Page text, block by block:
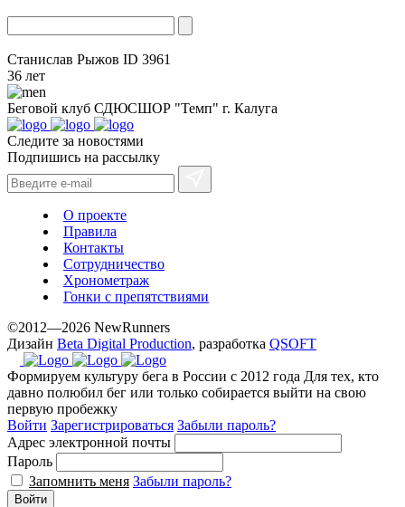
Станислав Рыжов ID 3961
36 лет
Беговой клуб СДЮСШОР "Темп" г. Калуга
Следите за новостями
Подпишись на рассылку
О проекте
Правила
Контакты
Сотрудничество
Хронометраж
Гонки с препятствиями
©2012—2026 NewRunners
Дизайн Beta Digital Production, разработка QSOFT
Формируем культуру бега в России с 2012 года Для тех, кто
давно полюбил бег или только собирается выйти на свою
первую пробежку
Войти Зарегистрироваться Забыли пароль?
Адрес электронной почты
Пароль
Запомнить меня Забыли пароль?
Войти